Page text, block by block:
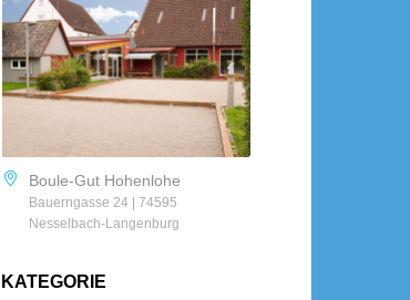
Boule-Gut Hohenlohe
Bauerngasse 24 | 74595
Nesselbach-Langenburg
KATEGORIE